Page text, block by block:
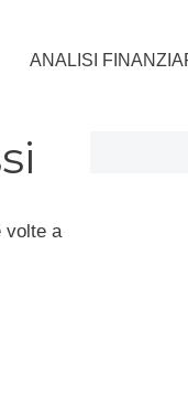
ANALISI
volte a